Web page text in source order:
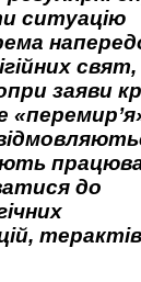
ситуацію
свят,
заяви
до